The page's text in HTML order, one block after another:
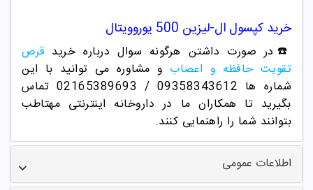
خرید کپسول ال-لیزین 500 یوروویتال
☎️در صورت داشتن هرگونه سوال درباره خرید قرص
تقویت حافظه و اعصاب و مشاوره می توانید با این
شماره ها 09358343612 / 02165389693
تماس
بگیرید تا همکاران ما در داروخانه اینترنتی مهتاطب
بتوانند شما را راهنمایی کنند.
اطلاعات عمومی